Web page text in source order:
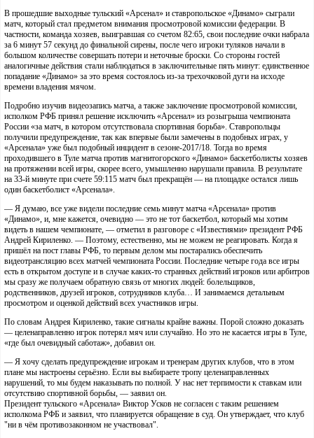
В прошедшие выходные тульский «Арсенал» и ставропольское «Динамо» сыграли
матч, который стал предметом внимания просмотровой комиссии федерации. В
частности, команда хозяев, выигравшая со счетом 82:65, свои последние очки набрала
за 6 минут 57 секунд до финальной сирены, после чего игроки туляков начали в
большом количестве совершать потери и неточные броски. Со стороны гостей
аналогичные действия стали наблюдаться в заключительные пять минут: единственное
попадание «Динамо» за это время состоялось из-за трехочковой дуги на исходе
времени владения мячом.
Подробно изучив видеозапись матча, а также заключение просмотровой комиссии,
исполком РФБ принял решение исключить «Арсенал» из розыгрыша чемпионата
России «за матч, в котором отсутствовала спортивная борьба». Ставропольцы
получили предупреждение, так как впервые были замечены в подобных играх, у
«Арсенала» уже был подобный инцидент в сезоне-2017/18. Тогда во время
проходившего в Туле матча против магнитогорского «Динамо» баскетболисты хозяев
на протяжении всей игры, скорее всего, умышленно нарушали правила. В результате
на 33-й минуте при счете 59:115 матч был прекращён — на площадке остался лишь
один баскетболист «Арсенала».
— Я думаю, все уже видели последние семь минут матча «Арсенала» против
«Динамо», и, мне кажется, очевидно — это не тот баскетбол, который мы хотим
видеть в нашем чемпионате, — отметил в разговоре с «Известиями» президент РФБ
Андрей Кириленко. — Поэтому, естественно, мы не можем не реагировать. Когда я
пришёл на пост главы РФБ, то первым делом мы постарались обеспечить
видеотрансляцию всех матчей чемпионата России. Последние четыре года все игры
есть в открытом доступе и в случае каких-то странных действий игроков или арбитров
мы сразу же получаем обратную связь от многих людей: болельщиков,
родственников, друзей игроков, сотрудников клуба… И занимаемся детальным
просмотром и оценкой действий всех участников игры.
По словам Андрея Кириленко, такие сигналы крайне важны. Порой сложно доказать
— целенаправленно игрок потерял мяч или случайно. Но это не касается игры в Туле,
«где был очевидный саботаж», добавил он.
— Я хочу сделать предупреждение игрокам и тренерам других клубов, что в этом
плане мы настроены серьёзно. Если вы выбираете тропу целенаправленных
нарушений, то мы будем наказывать по полной. У нас нет терпимости к ставкам или
отсутствию спортивной борьбы, — заявил он.
Президент тульского «Арсенала» Виктор Усков не согласен с таким решением
исполкома РФБ и заявил, что планируется обращение в суд. Он утверждает, что клуб
"ни в чём противозаконном не участвовал".